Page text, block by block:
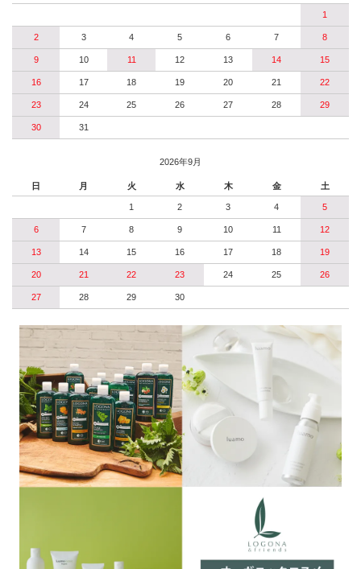
1
2 3 4 5 6 7 8
9 10 11 12 13 14 15
16 17 18 19 20 21 22
23 24 25 26 27 28 29
30 31
2026年9月
日 月 火 水 木 金 土
1 2 3 4 5
6 7 8 9 10 11 12
13 14 15 16 17 18 19
20 21 22 23 24 25 26
27 28 29 30